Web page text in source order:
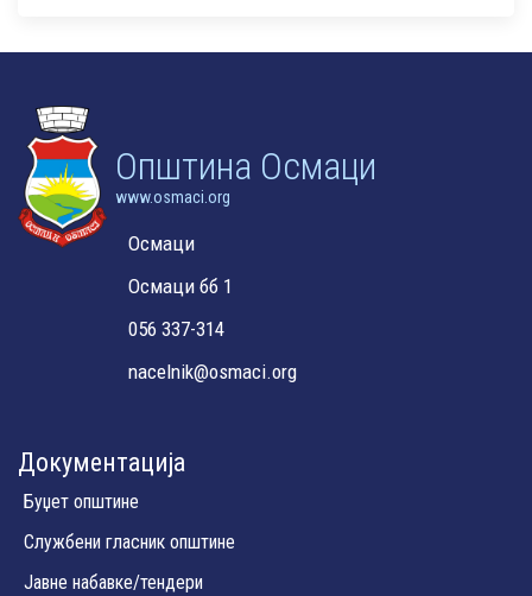
Oпштина Осмаци
www.osmaci.org
Осмаци
Осмаци бб 1
056 337-314
nacelnik@osmaci.org
Документација
Буџет општине
Службени гласник општине
Јавне набавке/тендери